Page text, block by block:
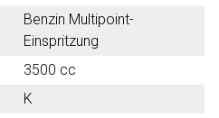
Benzin Multipoint-
Einspritzung
3500 cc
K